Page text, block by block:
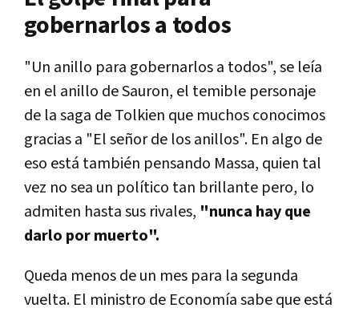
gobernarlos a todos
"Un anillo para gobernarlos a todos", se leía
en el anillo de Sauron, el temible personaje
de la saga de Tolkien que muchos conocimos
gracias a "El señor de los anillos". En algo de
eso está también pensando Massa, quien tal
vez no sea un político tan brillante pero, lo
admiten hasta sus rivales, "nunca hay que
darlo por muerto".
Queda menos de un mes para la segunda
vuelta. El ministro de Economía sabe que está